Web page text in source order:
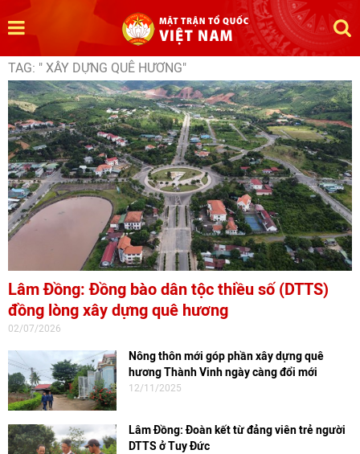
TAG: " XÂY DỰNG QUÊ HƯƠNG"
Lâm Đồng: Đồng bào dân tộc thiều số (DTTS)
đồng lòng xây dựng quê hương
02/07/2026
Nông thôn mới góp phần xây dựng quê
hương Thành Vinh ngày càng đổi mới
12/11/2025
Lâm Đồng: Đoàn kết từ đảng viên trẻ người
DTTS ở Tuy Đức